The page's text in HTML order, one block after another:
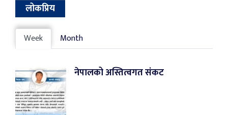
लोकप्रिय
Week Month
नेपालको अस्तित्वगत संकट